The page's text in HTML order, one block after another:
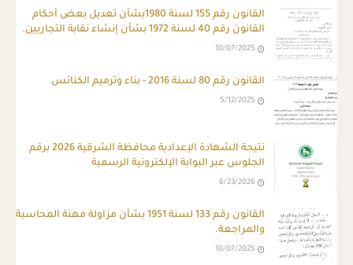
القانون رقم 155 لسنة 1980بشأن تعديل بعض أحكام
القانون رقم 40 لسنة 1972 بشأن إنشاء نقابة التجاريين.
10/07/2025
القانون رقم 80 لسنة 2016 - بناء وترميم الكنائس
5/12/2025
نتيجة الشهادة الإعدادية محافظة الشرقية 2026 برقم
الجلوس عبر البوابة الإلكترونية الرسمية
6/23/2026
القانون رقم 133 لسنة 1951 بشأن مزاولة مهنة المحاسبة
والمراجعة.
10/07/2025